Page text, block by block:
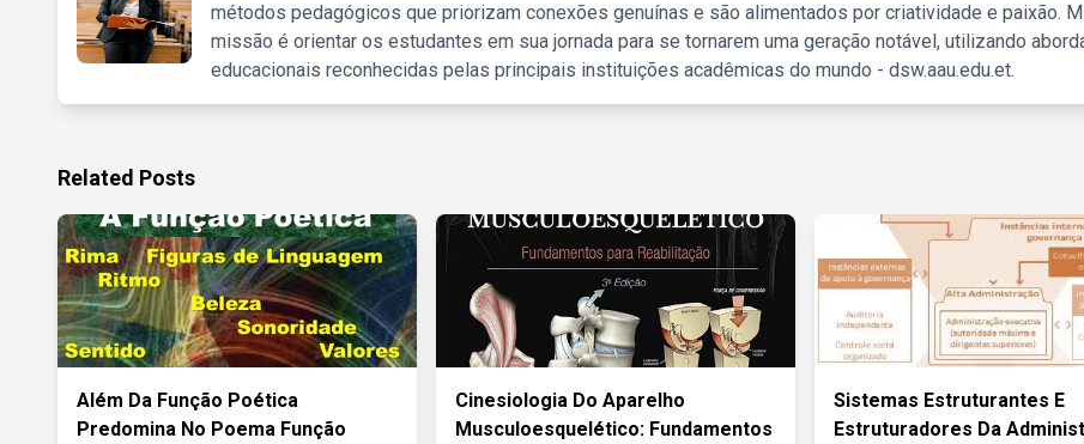
métodos pedagógicos que priorizam conexões genuínas e são alimentados por criatividade e paixão.
missão é orientar os estudantes em sua jornada para se tornarem uma geração notável, utilizando
educacionais reconhecidas pelas principais instituições acadêmicas do mundo - dsw.aau.edu.et.
Related Posts
Além Da Função Poética
Predomina No Poema Função
Cinesiologia Do Aparelho
Musculoesquelético: Fundamentos
Sistemas Estruturantes E
Estruturadores Da